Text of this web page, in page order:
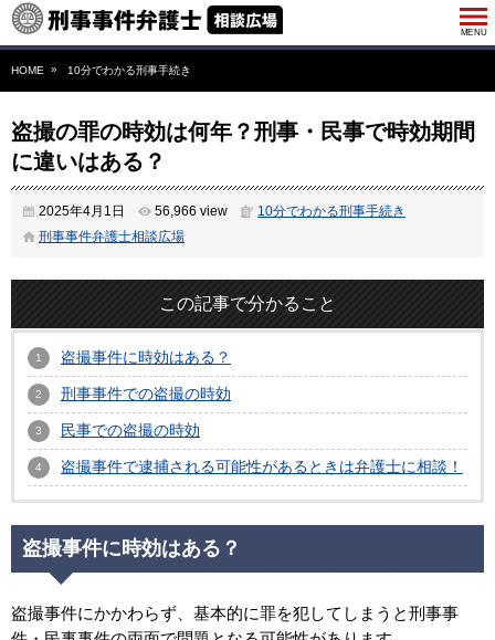
HOME 10分でわかる刑事手続き
盗撮の罪の時効は何年？刑事・民事で時効期間
に違いはある？
2025年4月1日 56,966 view
10分でわかる刑事手続き
刑事事件弁護士相談広場
この記事で分かること
盗撮事件に時効はある？
刑事事件での盗撮の時効
民事での盗撮の時効
盗撮事件で逮捕される可能性があるときは弁護士に相談！
盗撮事件に時効はある？
盗撮事件にかかわらず、基本的に罪を犯してしまうと刑事事